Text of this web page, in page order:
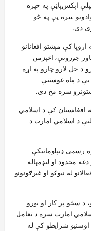
اېکس‌پاڼې په خپره
سره یې په څو
دی.
کې مېشتو افغانانو
جوړونې، اغېزمن
د حل لارو چارو په اړه
د پناه غوښتنې
سره مخ دي.
په ۲۰۲۱ کال کې په افغانستان کې د اسلامي
د اسلامي امارت د
رسمي ډیپلوماتیکې
محدود او لنډمهاله
له نیوکو او غبرګونونو
د ښځو پر کار او نورو
امارت سره د تعامل
اوسنیو شرایطو کې له